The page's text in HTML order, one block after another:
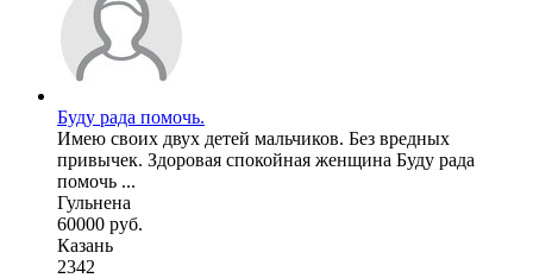
Буду рада помочь.
Имею своих двух детей мальчиков. Без вредных
привычек. Здоровая спокойная женщина Буду рада
помочь ...
Гульнена
60000 руб.
Казань
2342